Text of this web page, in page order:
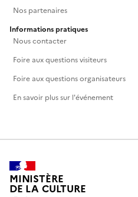
Nos partenaires
Informations pratiques
Nous contacter
Foire aux questions visiteurs
Foire aux questions organisateurs
En savoir plus sur l'événement
MINISTÈRE
DE LA CULTURE